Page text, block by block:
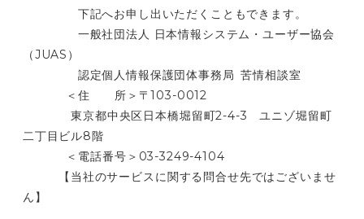
下記へお申し出いただくこともできます。
一般社団法人 日本情報システム・ユーザー協会
（JUAS）
認定個人情報保護団体事務局 苦情相談室
＜住 所＞〒103-0012
東京都中央区日本橋堀留町2-4-3 ユニゾ堀留町
二丁目ビル8階
＜電話番号＞03-3249-4104
【当社のサービスに関する問合せ先ではございませ
ん】